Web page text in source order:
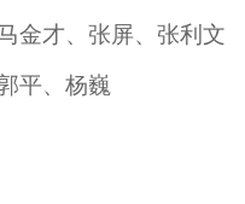
金才、张屏、张利文
平、杨巍